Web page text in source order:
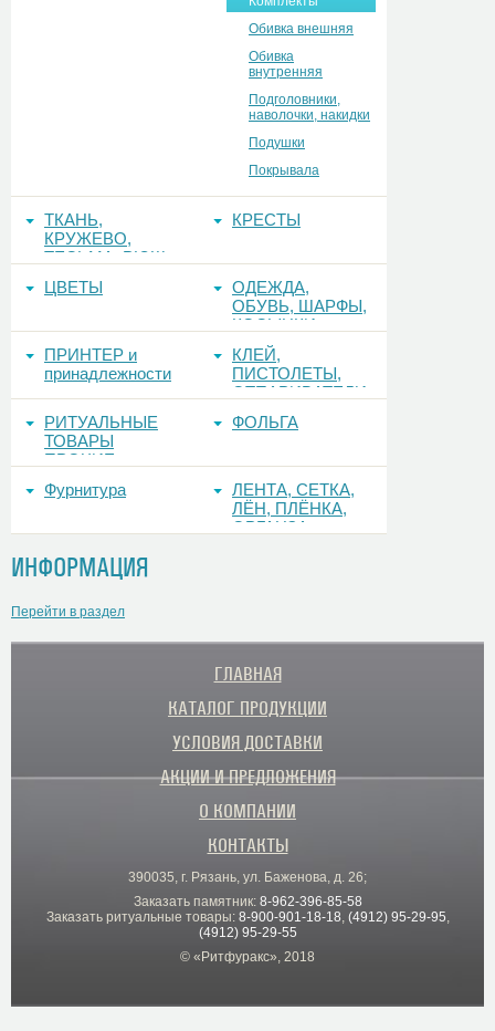
Обивка внешняя
Обивка
внутренняя
Подголовники,
наволочки, накидки
Подушки
Покрывала
ТКАНЬ,
КРУЖЕВО,
ТЕСЬМА, РЮШ
КРЕСТЫ
ЦВЕТЫ
ОДЕЖДА,
ОБУВЬ, ШАРФЫ,
КОСЫНКИ
ПРИНТЕР и
принадлежности
КЛЕЙ,
ПИСТОЛЕТЫ,
ОТПАРИВАТЕЛИ
РИТУАЛЬНЫЕ
ТОВАРЫ
ПРОЧИЕ
ФОЛЬГА
Фурнитура
ЛЕНТА, СЕТКА,
ЛЁН, ПЛЁНКА,
ОРГАНЗА
ИНФОРМАЦИЯ
Перейти в раздел
ГЛАВНАЯ
КАТАЛОГ ПРОДУКЦИИ
УСЛОВИЯ ДОСТАВКИ
АКЦИИ И ПРЕДЛОЖЕНИЯ
О КОМПАНИИ
КОНТАКТЫ
390035, г. Рязань, ул. Баженова, д. 26;
Заказать памятник: 8-962-396-85-58
Заказать ритуальные товары: 8-900-901-18-18 (4912) 95-29-95
(4912) 95-29-55
© «Ритфуракс», 2018